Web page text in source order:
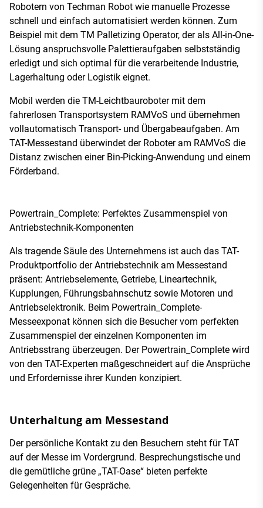
Robotern von Techman Robot wie manuelle Prozesse
schnell und einfach automatisiert werden können. Zum
Beispiel mit dem TM Palletizing Operator, der als All-in-One-
Lösung anspruchsvolle Palettieraufgaben selbstständig
erledigt und sich optimal für die verarbeitende Industrie,
Lagerhaltung oder Logistik eignet.
Mobil werden die TM-Leichtbauroboter mit dem
fahrerlosen Transportsystem RAMVoS und übernehmen
vollautomatisch Transport- und Übergabeaufgaben. Am
TAT-Messestand überwindet der Roboter am RAMVoS die
Distanz zwischen einer Bin-Picking-Anwendung und einem
Förderband.
Powertrain_Complete: Perfektes Zusammenspiel von
Antriebstechnik-Komponenten
Als tragende Säule des Unternehmens ist auch das TAT-
Produktportfolio der Antriebstechnik am Messestand
präsent: Antriebselemente, Getriebe, Lineartechnik,
Kupplungen, Führungsbahnschutz sowie Motoren und
Antriebselektronik. Beim Powertrain_Complete-
Messeexponat können sich die Besucher vom perfekten
Zusammenspiel der einzelnen Komponenten im
Antriebsstrang überzeugen. Der Powertrain_Complete wird
von den TAT-Experten maßgeschneidert auf die Ansprüche
und Erfordernisse ihrer Kunden konzipiert.
Unterhaltung am Messestand
Der persönliche Kontakt zu den Besuchern steht für TAT
auf der Messe im Vordergrund. Besprechungstische und
die gemütliche grüne „TAT-Oase“ bieten perfekte
Gelegenheiten für Gespräche.